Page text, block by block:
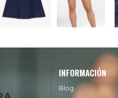
INFORMACIÓN
Blog